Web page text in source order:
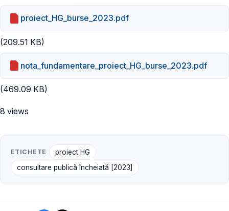
proiect_HG_burse_2023.pdf
(209.51 KB)
nota_fundamentare_proiect_HG_burse_2023.pdf
(469.09 KB)
8 views
ETICHETE
proiect HG
consultare publică încheiată [2023]